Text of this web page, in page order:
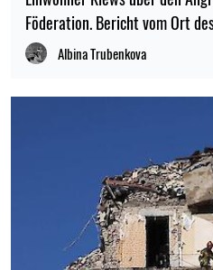
Föderation. Bericht vom Ort
Albina Trubenkova